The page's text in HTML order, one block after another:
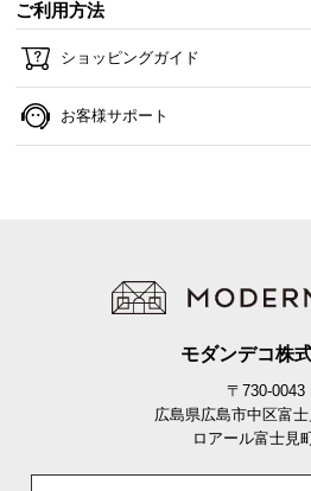
横幅約43㎝の広々とした天板
サイドテーブルとしても使える
横幅
ご利用方法
ショッピングガイド
お客様サポート
モダンデコ株
〒730-0043
広島県広島市中区富
ロアール富士見